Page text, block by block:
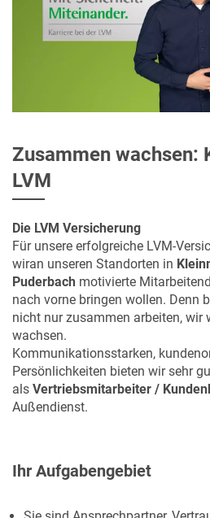
Zusammen wachsen:
LVM
Die LVM Versicherung
Für unsere erfolgreiche LVM-
wiran unseren Standorten in
Puderbach motivierte
nach vorne bringen wollen. Denn
nicht nur zusammen arbeiten, wir
wachsen.
Kommunikationsstarken,
Persönlichkeiten bieten wir sehr
als Vertriebsmitarbeiter /
Außendienst.
Ihr Aufgabengebiet